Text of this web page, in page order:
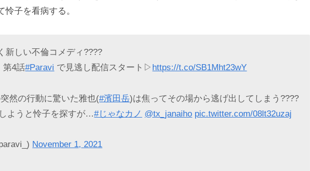
怜子を看病する。
新しい不倫コメディ????
第4話#Paravi で見逃し配信スタート▷ https://t.co/SB1Mht23wY
然の行動に驚いた雅也(#濱田岳)は焦ってその場から逃げ出してしまう????
ようと怜子を探すが…#じゃなカノ @tx_janaiho pic.twitter.com/08lt32uzaj
November 1, 2021